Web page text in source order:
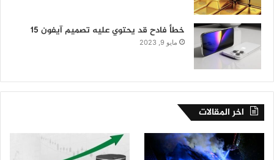
خطأ فادح قد يحتوي عليه تصميم آيفون 15
مايو 9, 2023
اخر المقالات